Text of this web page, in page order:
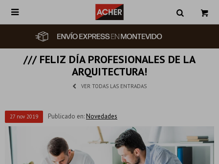

/// FELIZ DÍA PROFESIONALES DE LA
ARQUITECTURA!
VER TODAS LAS ENTRADAS
27 nov 2019 Publicado en: Novedades